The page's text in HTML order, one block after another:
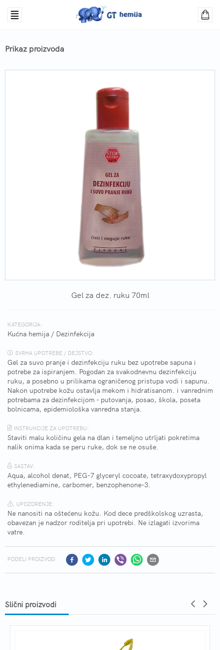
Prikaz proizvoda
Gel za dez. ruku 70ml
KATEGORIJA:
Kućna hemija / Dezinfekcija
SVRHA UPOTREBE / DEJSTVO:
Gel za suvo pranje i dezinfekciju ruku bez upotrebe sapuna i
potrebe za ispiranjem. Pogodan za svakodnevnu dezinfekciju
ruku, a posebno u prilikama ograničenog pristupa vodi i sapunu.
Nakon upotrebe kožu ostavlja mekom i hidratisanom. i vanrednim
potrebama za dezinfekcijom - putovanja, posao, škola, poseta
bolnicama, epidemiološka vanredna stanja.
INSTRUKCIJE ZA UPOTREBU:
Staviti malu količinu gela na dlan i temeljno utrljati pokretima
nalik onima kada se peru ruke, dok se ne osuše.
SASTAV:
Aqua, alcohol denat, PEG-7 glyceryl cocoate, tetraxydoxypropyl
ethylenediamine, carbomer, benzophenone-3.
UPOZORENJE:
Ne nanositi na oštećenu kožu. Kod dece predškolskog uzrasta,
obavezan je nadzor roditelja pri upotrebi. Ne izlagati izvorima
vatre.
PODELI PROIZVOD:
Slični proizvodi